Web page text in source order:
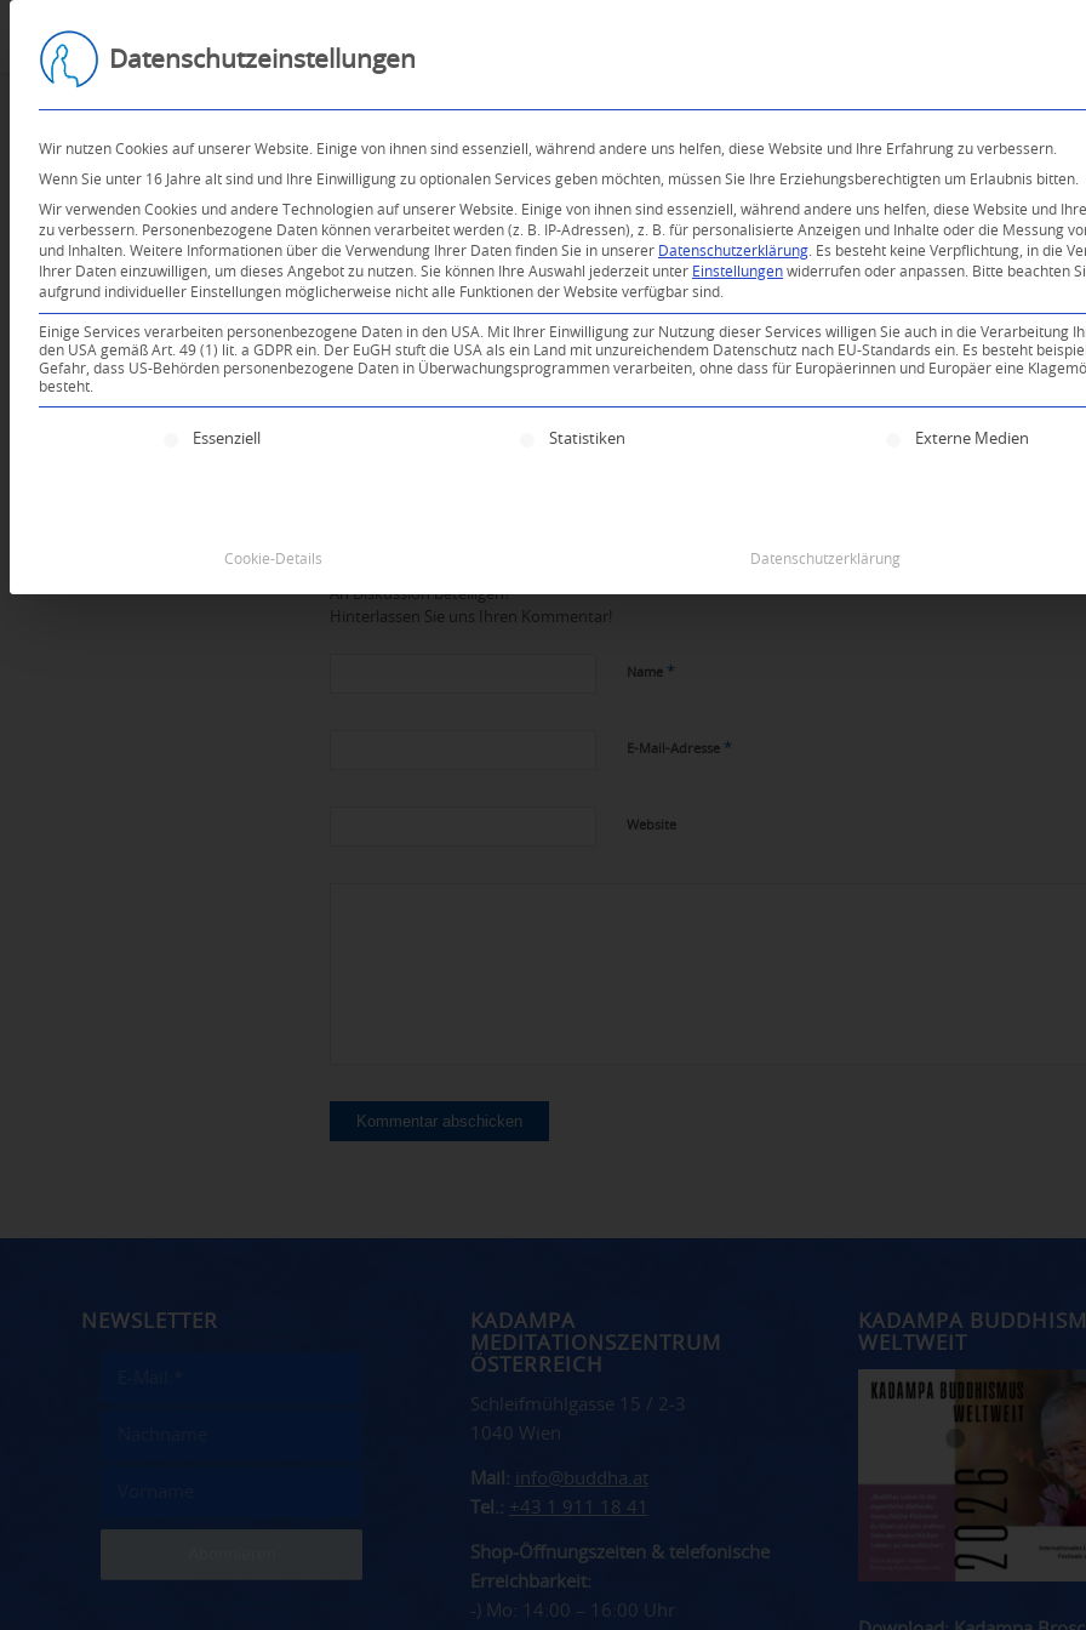
An Diskussion beteiligen?
Hinterlassen Sie uns Ihren Kommentar!
Name *
E-Mail-Adresse *
Website
NEWSLETTER
KADAMPA
MEDITATIONSZENTRUM
ÖSTERREICH
Schleifmühlgasse 15 / 2-3
1040 Wien
Mail: info@buddha.at
Tel.: +43 1 911 18 41
Shop-Öffnungszeiten & telefonische
Erreichbarkeit:
-) Mo: 14:00 – 16:00 Uhr
KADAMPA
WELTWEIT
Datenschutzeinstellungen
Wir nutzen Cookies auf unserer Website. Einige von ihnen sind essenziell, während andere uns helfen, diese Website und Ihre Erfahrung zu verbessern.
Wenn Sie unter 16 Jahre alt sind und Ihre Einwilligung zu optionalen Services geben möchten, müssen Sie Ihre Erziehungsberechtigten um Erlaubnis bitten.
Wir verwenden Cookies und andere Technologien auf unserer Website. Einige von ihnen sind essenziell, während andere uns helfen, diese Website und
zu verbessern.
Personenbezogene Daten können verarbeitet werden (z. B. IP-Adressen), z. B. für personalisierte Anzeigen und Inhalte oder die Messung
und Inhalten. Weitere Informationen über die Verwendung Ihrer Daten finden Sie in unserer Datenschutzerklärung
Es besteht keine Verpflichtung, in die
Ihrer Daten einzuwilligen, um dieses Angebot zu nutzen. Sie können Ihre Auswahl jederzeit unter Einstellungen widerrufen oder anpassen.
Bitte beachten
aufgrund individueller Einstellungen möglicherweise nicht alle Funktionen der Website verfügbar sind.
Einige Services verarbeiten personenbezogene Daten in den USA. Mit Ihrer Einwilligung zur Nutzung dieser Services willigen Sie auch in die Verarbeitung
den USA gemäß Art. 49 (1) lit. a GDPR ein. Der EuGH stuft die USA als ein Land mit unzureichendem Datenschutz nach EU-Standards ein. Es besteht
Gefahr, dass US-Behörden personenbezogene Daten in Überwachungsprogrammen verarbeiten, ohne dass für Europäerinnen und Europäer eine
besteht.
Es folgt eine Liste der Service-Gruppen, für die eine Einwilligung erteilt werden kann. Die erste
Essenziell Statistiken Externe Medien
Cookie-Details Datenschutzerklärung